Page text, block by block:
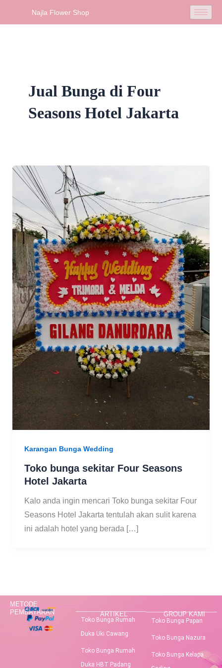
Najla Flower Shop
Jual Bunga di Four
Seasons Hotel Jakarta
Karangan Bunga Wedding
Toko bunga sekitar Four Seasons
Hotel Jakarta
Kalo anda ingin mencari Toko bunga sekitar Four
Seasons Hotel Jakarta tentulah akan sulit karena
ini adalah hotel yang berada […]
METODE
PEMBAYARAN
ARTIKEL
Toko Bunga Rumah
Duka Uki Cawang
Toko Bunga Rumah
Duka HBT Padang
GROUP KAMI
Toko Bunga Papan
Toko Bunga Nazura
Toko Bunga Kelapa